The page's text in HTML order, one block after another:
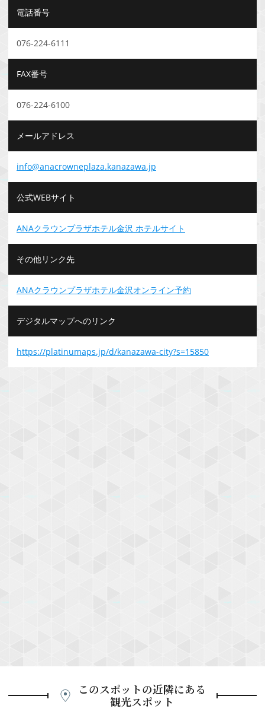
電話番号
076-224-6111
FAX番号
076-224-6100
メールアドレス
info@anacrowneplaza.kanazawa.jp
公式WEBサイト
ANAクラウンプラザホテル金沢 ホテルサイト
その他リンク先
ANAクラウンプラザホテル金沢オンライン予約
デジタルマップへのリンク
https://platinumaps.jp/d/kanazawa-city?s=15850
このスポットの近隣にある
観光スポット